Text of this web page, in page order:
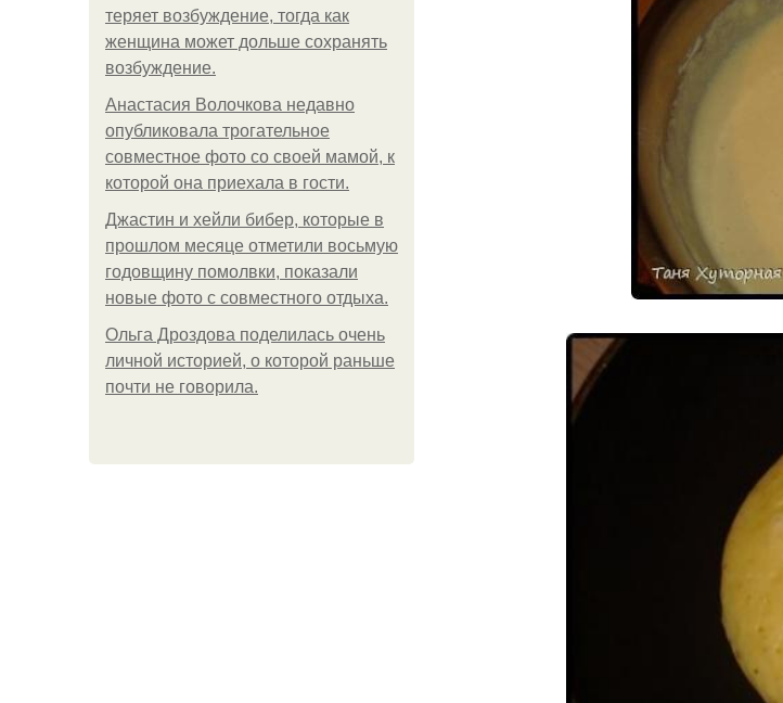
теряет возбуждение, тогда как
женщина может дольше сохранять
возбуждение.
Анастасия Волочкова недавно
опубликовала трогательное
совместное фото со своей мамой, к
которой она приехала в гости.
Джастин и хейли бибер, которые в
прошлом месяце отметили восьмую
годовщину помолвки, показали
новые фото с совместного отдыха.
Ольга Дроздова поделилась очень
личной историей, о которой раньше
почти не говорила.